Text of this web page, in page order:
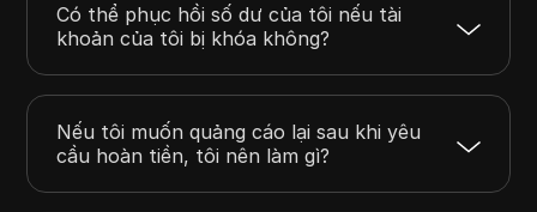
Có thể phục hồi số dư của tôi nếu tài
khoản của tôi bị khóa không?
Nếu tôi muốn quảng cáo lại sau khi yêu
cầu hoàn tiền, tôi nên làm gì?